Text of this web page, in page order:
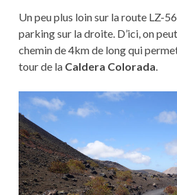
Un peu plus loin sur la route LZ-
parking sur la droite. D’ici, on
chemin de 4km de long qui
tour de la Caldera Colorada